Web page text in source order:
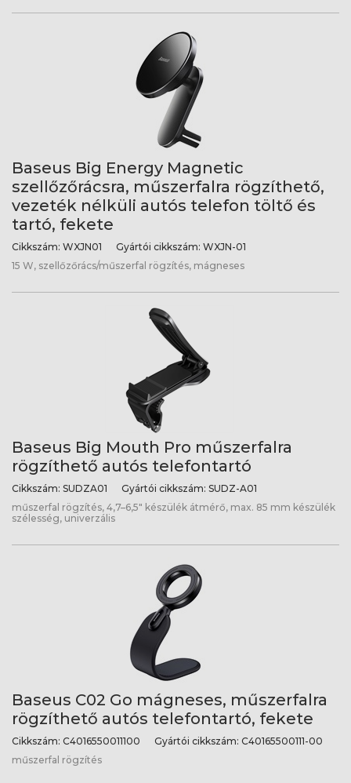
Baseus Big Energy Magnetic
szellőzőrácsra, műszerfalra rögzíthető,
vezeték nélküli autós telefon töltő és
tartó, fekete
Cikkszám: WXJN01 Gyártói cikkszám: WXJN-01
15 W, szellőzőrács/műszerfal rögzítés, mágneses
Baseus Big Mouth Pro műszerfalra
rögzíthető autós telefontartó
Cikkszám: SUDZA01 Gyártói cikkszám: SUDZ-A01
műszerfal rögzítés, 4,7–6,5" készülék átmérő, max. 85 mm készülék
szélesség, univerzális
Baseus C02 Go mágneses, műszerfalra
rögzíthető autós telefontartó, fekete
Cikkszám: C4016550011100 Gyártói cikkszám: C40165500111-00
műszerfal rögzítés